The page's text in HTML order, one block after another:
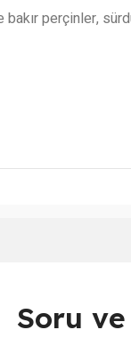
bakır perçinler,
Soru